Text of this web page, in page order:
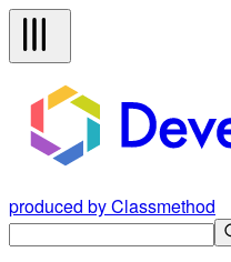
produced by Classmethod